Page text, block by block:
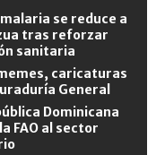
se reduce a
tras reforzar
sanitaria
caricaturas
General
Dominicana
FAO al sector